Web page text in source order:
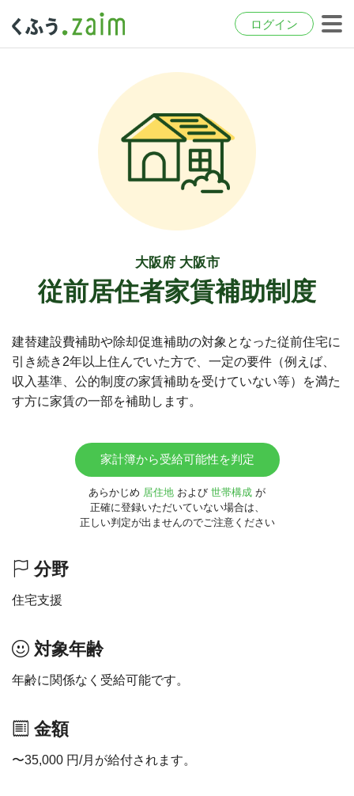
ログイン
大阪府 大阪市
従前居住者家賃補助制度
建替建設費補助や除却促進補助の対象となった従前住宅に
引き続き2年以上住んでいた方で、一定の要件（例えば、
収入基準、公的制度の家賃補助を受けていない等）を満た
す方に家賃の一部を補助します。
家計簿から受給可能性を判定
あらかじめ 居住地 および 世帯構成 が
正確に登録いただいていない場合は、
正しい判定が出ませんのでご注意ください
分野
住宅支援
対象年齢
年齢に関係なく受給可能です。
金額
〜35,000 円/月が給付されます。